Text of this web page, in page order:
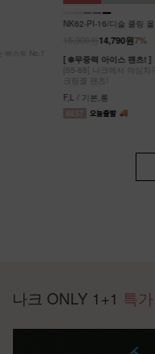
름까지 예쁜
DM62-P-10/르솜 리오셀
7%
27,810원
[ ❄️여름버전 베스트셀러
[S-2XL] 공기를 입은 듯
더한 부츠컷 팬츠!
S,M,L,XL,2XL / 숏,기본,롱
나크 ONLY 1+1 특